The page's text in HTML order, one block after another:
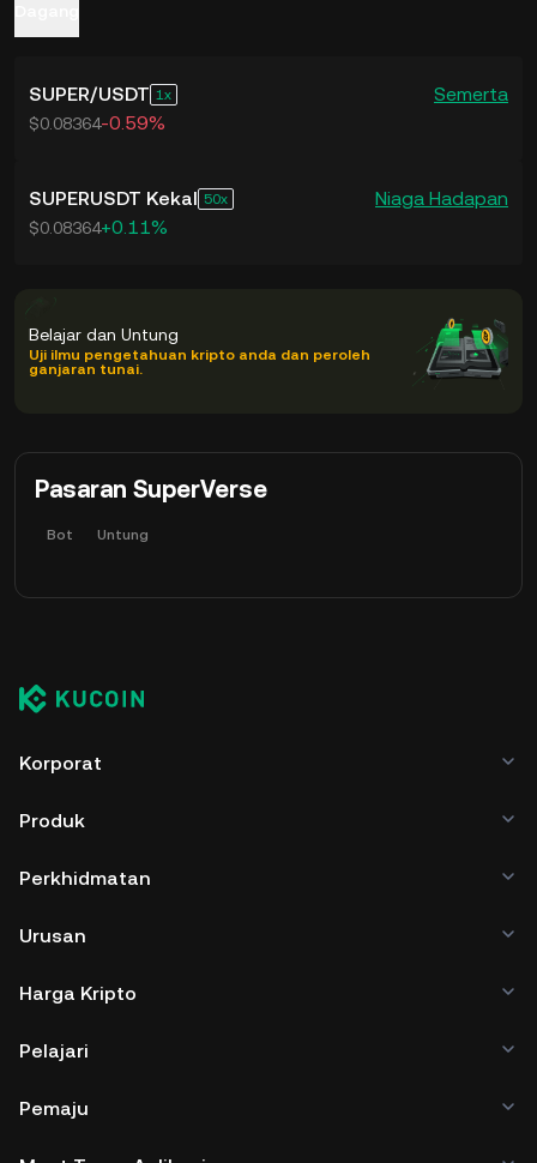
SUPER/USDT 1 Semerta
$0.08364-0.59%
SUPERUSDT Kekal 50 Niaga Hadapan
$0.08364+0.11%
Belajar dan Untung
Uji ilmu pengetahuan kripto anda dan peroleh
ganjaran tunai.
Pasaran SuperVerse
Bot Untung
Korporat
Produk
Perkhidmatan
Urusan
Harga Kripto
Pelajari
Pemaju